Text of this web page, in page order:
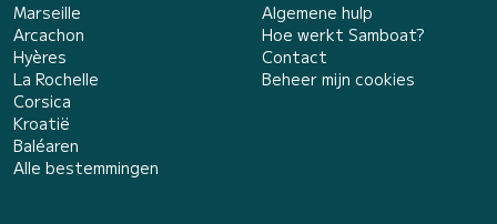
Marseille
Arcachon
Hyères
La Rochelle
Corsica
Kroatië
Baléaren
Alle bestemmingen
Algemene hulp
Hoe werkt Samboat?
Contact
Beheer mijn cookies